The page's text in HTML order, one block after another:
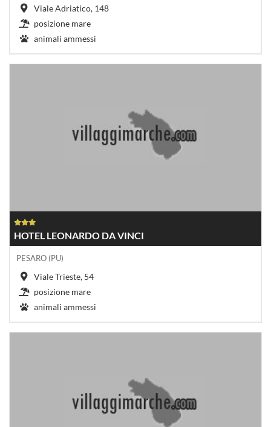
Viale Adriatico, 148
posizione mare
animali ammessi
HOTEL LEONARDO DA VINCI
PESARO (PU)
Viale Trieste, 54
posizione mare
animali ammessi